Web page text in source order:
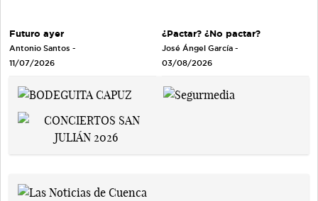
Futuro ayer
Antonio Santos -
11/07/2026
¿Pactar? ¿No pactar?
José Ángel García -
03/08/2026